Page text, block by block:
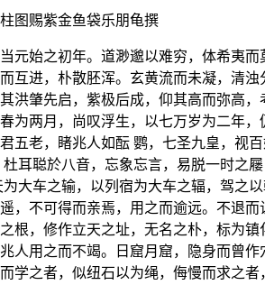
图赐紫金鱼袋乐朋龟撰
元始之初年。道渺邈以难穷，体希夷
互进，朴散胚浑。玄黄流而未凝，清
洪肇先启，紫极后成，仰其高而弥高
为两月，尚叹浮生，以七万岁为二年
五老，睹兆人如酝 鹦，七圣九皇，视
耳聪於八音，忘象忘言，易脱一时之
大车之输，以列宿为大车之辐，驾之
，不可得而亲焉，用之而逾远。不退
根，修作立天之址，无名之朴，标为
人用之而不竭。日窟月窟，隐身而曾
学之者，似纽石以为绳，侮慢而求之